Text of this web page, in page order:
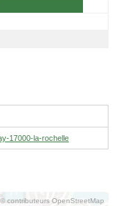
17000-la-rochelle
© contributeurs OpenStreetMap